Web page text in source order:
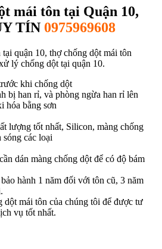
mái tôn tại Quận 10,
TÍN 0975969608
quận 10, thợ chống dột mái tôn
lý chống dột tại quận 10.
khi chống dột
bị han rỉ, và phòng ngừa han rỉ lên
hóa bằng sơn
lượng tốt nhất, Silicon, màng chống
các loại
dán màng chống dột để có độ bám
hành 1 năm đối với tôn cũ, 3 năm
mái tôn của chúng tôi để được tư
vụ tốt nhất.